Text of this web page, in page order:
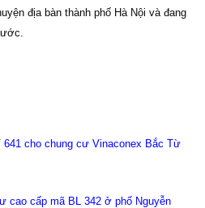
địa bàn thành phố Hà Nội và đang
641 cho chung cư Vinaconex Bắc Từ
cao cấp mã BL 342 ở phố Nguyễn